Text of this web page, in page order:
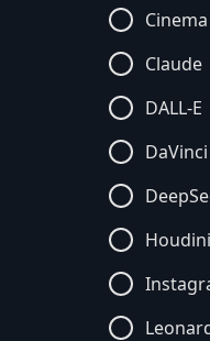
Claude
DALL-E
Houdini